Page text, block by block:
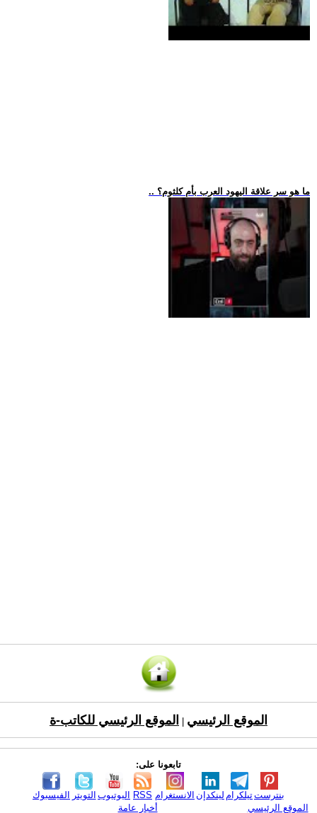
.. ما هو سر علاقة اليهود العرب بأم كلثوم؟
الموقع الرئيسي الموقع الرئيسي للكاتب-ة
تابعونا على:
الفيسبوك التويتر اليوتيوب RSS الانستغرام لينكدإن تيلكرامبنترست
الموقع الرئيسي
أخبار عامة